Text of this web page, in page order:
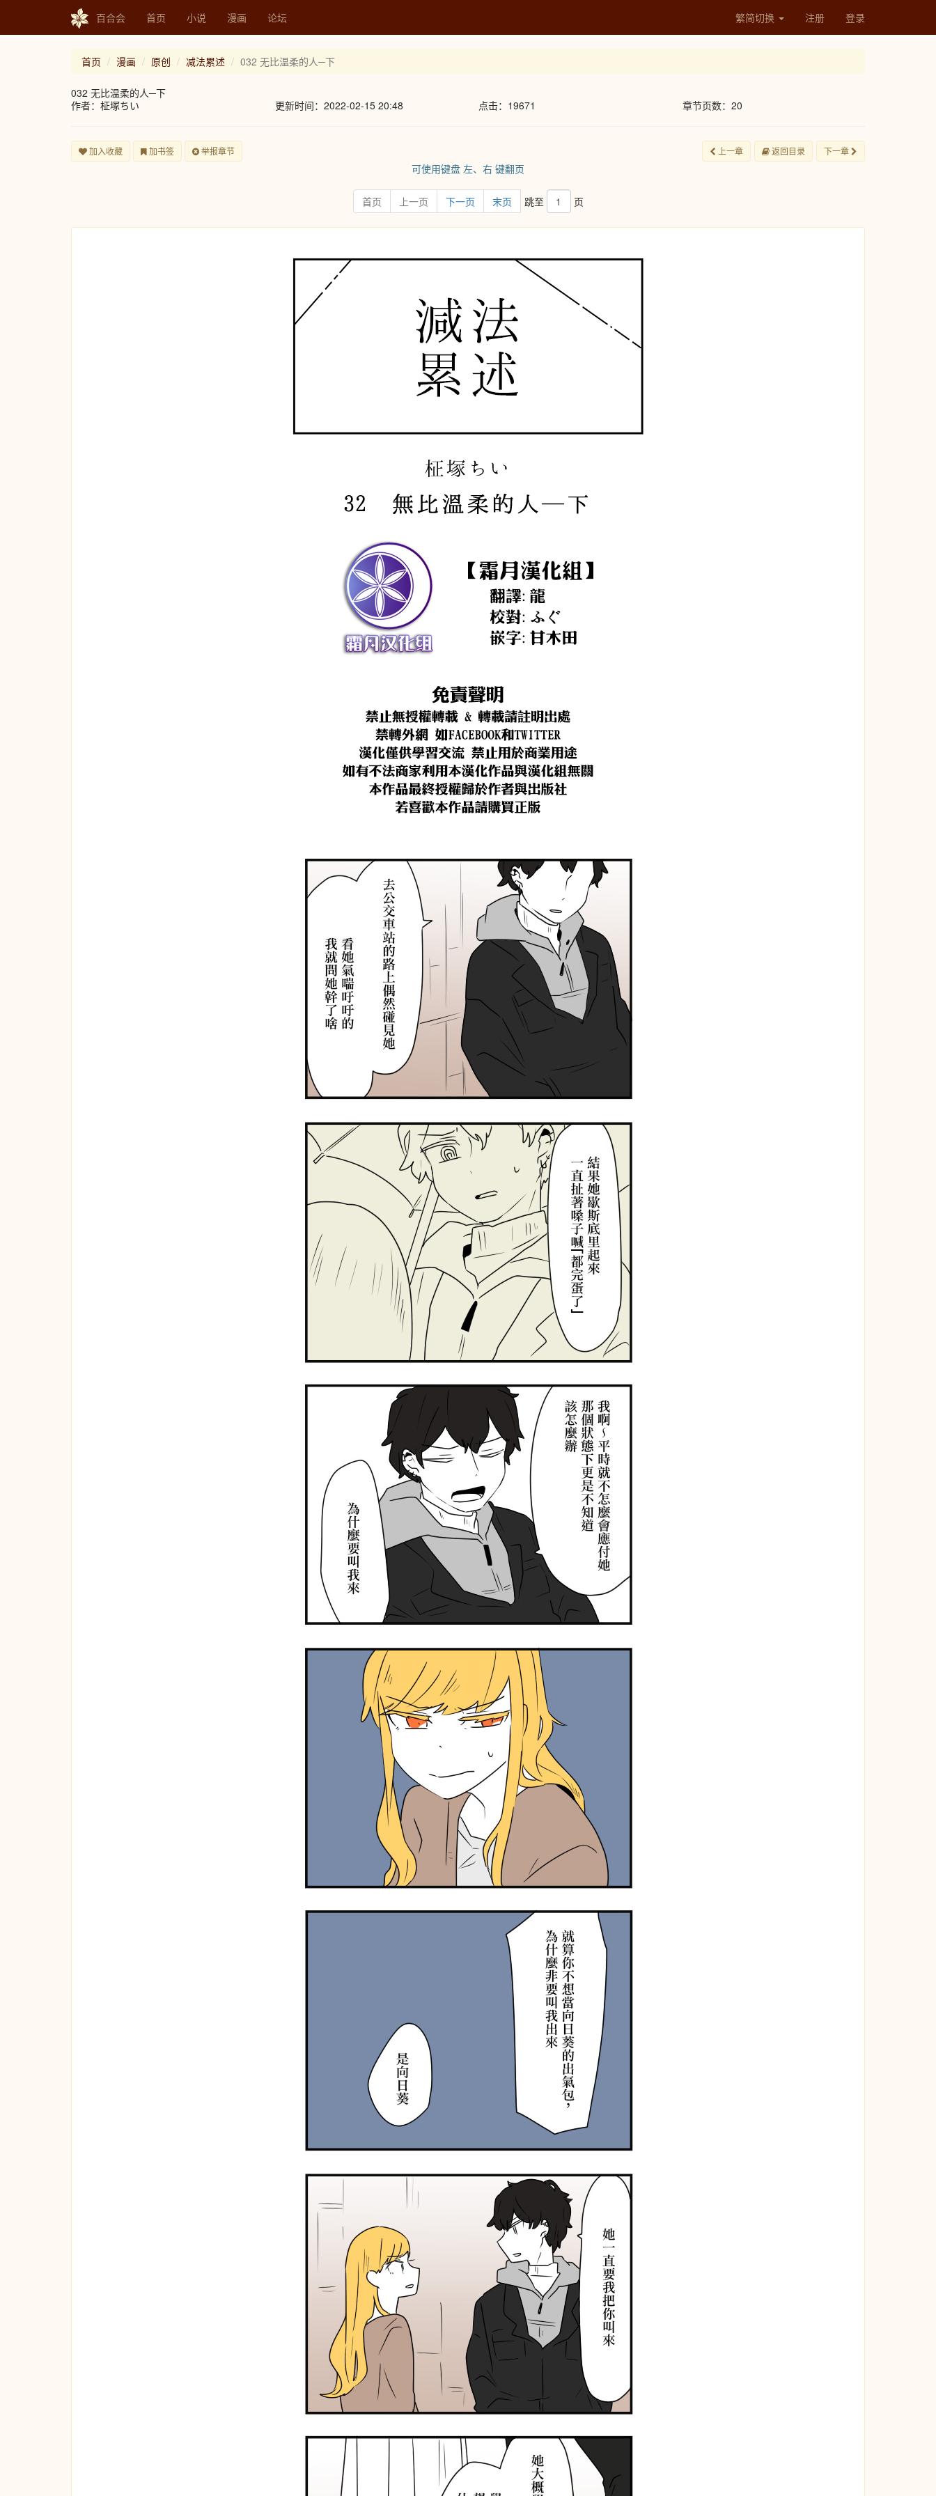
百合会 首页 小说 漫画 论坛 繁简切换 注册 登录
首页 漫画 原创 减法累述 032 无比温柔的人─下
032 无比温柔的人─下
作者：柾塚ちい
更新时间：2022-02-15 20:48 点击：19671 章节页数：20
加入收藏 加书签 举报章节 上一章 返回目录 下一章
可使用键盘 左、右 键翻页
首页 上一页 下一页 末页 跳至 页